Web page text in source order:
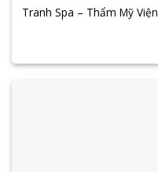
Tranh Spa – Thẩm Mỹ Viện